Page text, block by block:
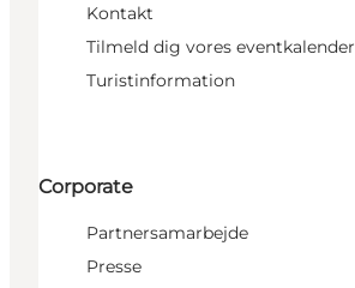
Kontakt
Tilmeld dig vores eventkalender
Turistinformation
Corporate
Partnersamarbejde
Presse